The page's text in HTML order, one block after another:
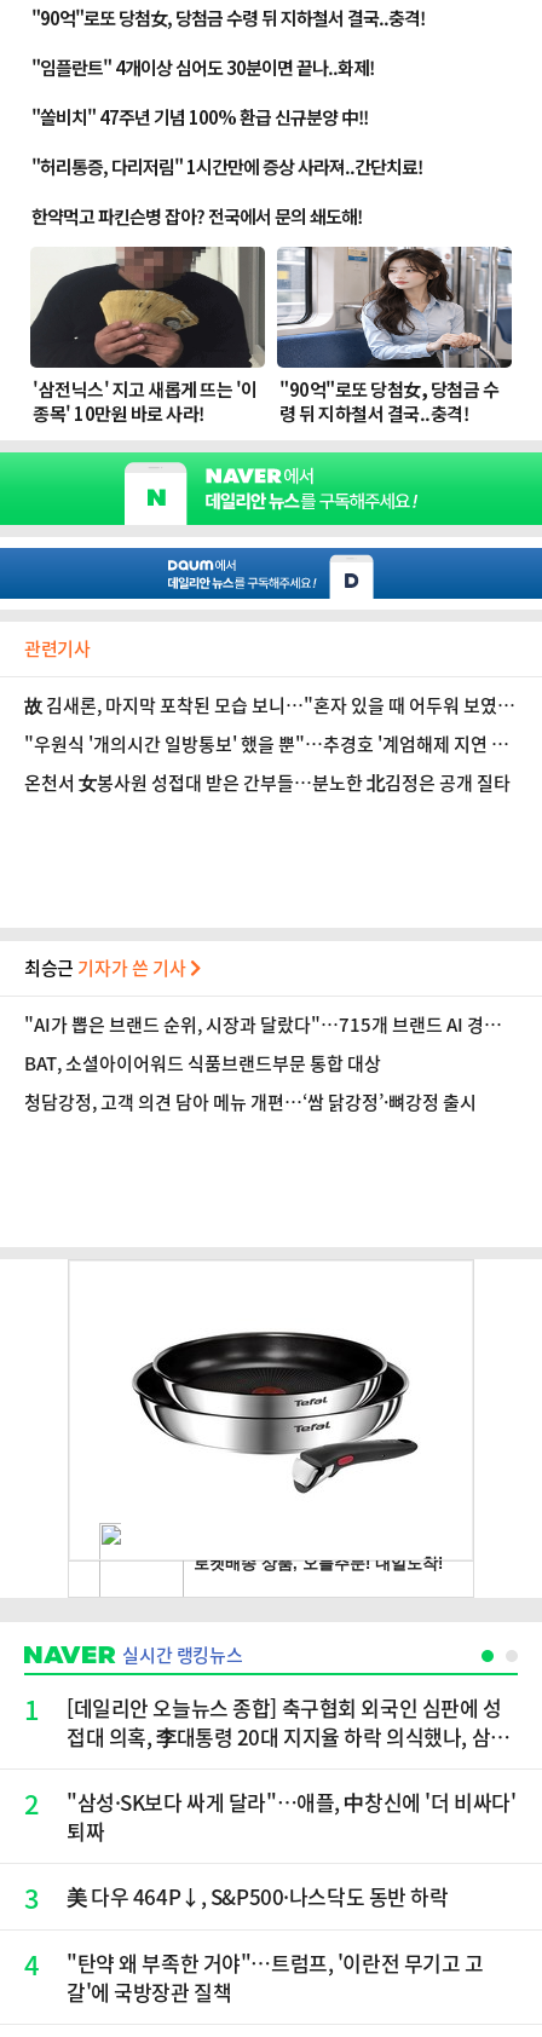
관련기사
故 김새론, 마지막 포착된 모습 보니…"혼자 있을 때 어두워 보였
다"
"우원식 '개의시간 일방통보' 했을 뿐"…추경호 '계엄해제 지연 누
명' 조목조목 반박
온천서 女봉사원 성접대 받은 간부들…분노한 北김정은 공개 질타
최승근 기자가 쓴 기사
"AI가 뽑은 브랜드 순위, 시장과 달랐다"…715개 브랜드 AI 경쟁력
공개
BAT, 소셜아이어워드 식품브랜드부문 통합 대상
청담강정, 고객 의견 담아 메뉴 개편…‘쌈 닭강정’·뼈강정 출시
실시간 랭킹뉴스
1
[데일리안 오늘뉴스 종합] 축구협회 외국인 심판에 성
접대 의혹, 李대통령 20대 지지율 하락 의식했나, 삼전
재점화, 김민석 "과반 승리 가능성 99%" 등
2
"삼성·SK보다 싸게 달라"…애플, 中창신에 '더 비싸다'
퇴짜
3 美 다우 464P↓, S&P500·나스닥도 동반 하락
4
"탄약 왜 부족한 거야"…트럼프, '이란전 무기고 고
갈'에 국방장관 질책